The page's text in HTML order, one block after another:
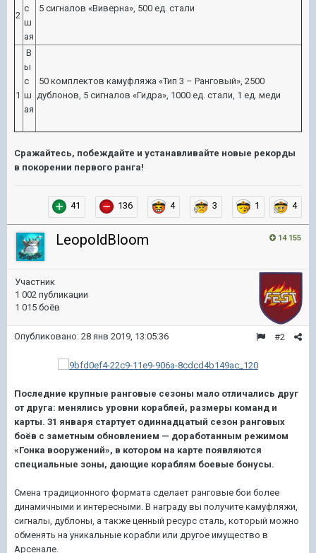
2
с
ш
ая
5 сигналов «Виверна», 500 ед. стали
1
В
ы
с
ш
ая
50 комплектов камуфляжа «Тип 3 – Ранговый», 2500
дублонов, 5 сигналов «Гидра», 1000 ед. стали, 1 ед. меди
Сражайтесь, побеждайте и устанавливайте новые рекорды
в покорении первого ранга!
41 136 4 3 1 4
14 155
LeopoldBloom
Участник
1 002 публикации
1 015 боёв
#2
Опубликовано: 28 янв 2019, 13:05:36
Последние крупные ранговые сезоны мало отличались друг
от друга: менялись уровни кораблей, размеры команд и
карты. 31 января стартует одиннадцатый сезон ранговых
боёв с заметным обновлением — доработанным режимом
«Гонка вооружений», в котором на карте появляются
специальные зоны, дающие кораблям боевые бонусы.
Смена традиционного формата сделает ранговые бои более
динамичными и интересными. В награду вы получите камуфляжи,
сигналы, дублоны, а также ценный ресурс сталь, который можно
обменять на уникальные корабли или другое имущество в
Арсенале.